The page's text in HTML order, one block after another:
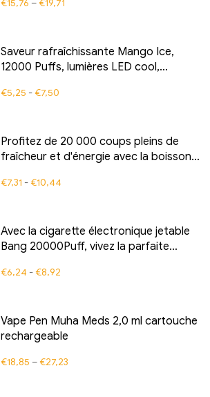
rechargeable vaporisateur avec
€15,76 –€19,71
Saveur rafraîchissante Mango Ice,
12000 Puffs, lumières LED cool,
€5,25 -€7,50
Profitez de 20 000 coups pleins de
fraîcheur et d'énergie avec la boisson
expérience de vapeur inégalée qui
€7,31 -€10,44
Avec la cigarette électronique jetable
Bang 20000Puff, vivez la parfaite
pastèque pour une dégustation
€6,24 -€8,92
Vape Pen Muha Meds 2,0 ml cartouche
rechargeable
€18,85 –€27,23